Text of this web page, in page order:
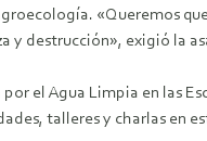
«Queremos
y destrucción», exigió la
el Agua Limpia en las
talleres y charlas en